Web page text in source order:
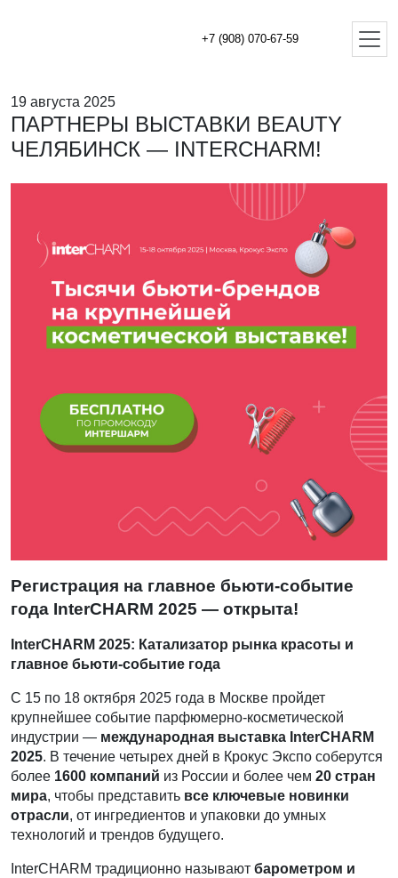
+7 (908) 070-67-59
19 августа 2025
ПАРТНЕРЫ ВЫСТАВКИ BEAUTY
ЧЕЛЯБИНСК — INTERCHARM!
Регистрация на главное бьюти-событие
года InterCHARM 2025 — открыта!
InterCHARM 2025: Катализатор рынка красоты и
главное бьюти-событие года
С 15 по 18 октября 2025 года в Москве пройдет
крупнейшее событие парфюмерно-косметической
индустрии — международная выставка InterCHARM
2025. В течение четырех дней в Крокус Экспо соберутся
более 1600 компаний из России и более чем 20 стран
мира, чтобы представить все ключевые новинки
отрасли, от ингредиентов и упаковки до умных
технологий и трендов будущего.
InterCHARM традиционно называют барометром и